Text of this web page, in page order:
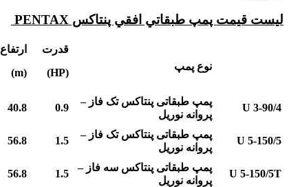
ليست قيمت پمپ طبقاتي افقي پنتاکس PENTAX
نوع پمپ
قدرت
(HP)
ارتفاع
(m)
U 3-90/4
پمپ طبقاتی پنتاکس تک فاز –
پروانه نوریل
0.9
40.8
U 5-150/5
پمپ طبقاتی پنتاکس تک فاز –
پروانه نوریل
1.5
56.8
U 5-150/5T
پمپ طبقاتی پنتاکس سه فاز –
پروانه نوریل
1.5
56.8